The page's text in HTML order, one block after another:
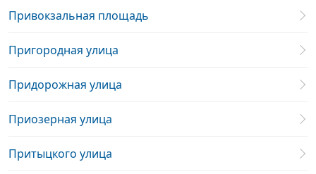
Привокзальная площадь
Пригородная улица
Придорожная улица
Приозерная улица
Притыцкого улица